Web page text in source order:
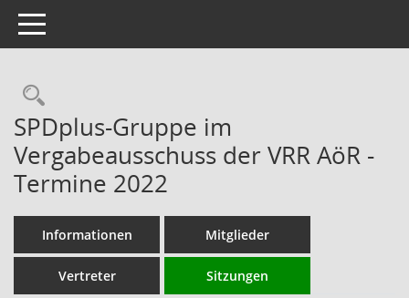
Toggle navigation
Rechercheauswahl
SPDplus-Gruppe im
Vergabeausschuss der VRR AöR -
Termine 2022
Informationen Mitglieder
Vertreter Sitzungen